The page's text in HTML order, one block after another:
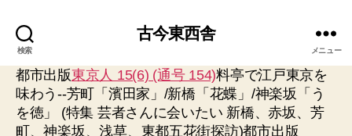
検索
古今東西舎
メニュー
都市出版東京人 15(6) (通号 154)料亭で江戸東京を
味わう--芳町「濱田家」/新橋「花蝶」/神楽坂「う
を徳」 (特集 芸者さんに会いたい 新橋、赤坂、芳
町、神楽坂、浅草、東都五花街探訪)都市出版